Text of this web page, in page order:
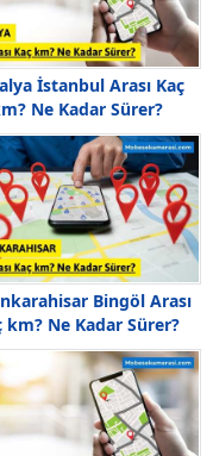
İstanbul Arası Kaç
Ne Kadar Sürer?
Bingöl Arası
km? Ne Kadar Sürer?